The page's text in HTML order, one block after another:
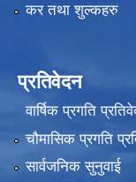
कर तथा शुल्कहरु
प्रतिवेदन
वार्षिक प्रगति
चौमासिक प्रगति
सार्वजनिक सुनुवाई